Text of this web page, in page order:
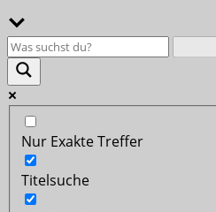
Nur Exakte Treffer
Titelsuche